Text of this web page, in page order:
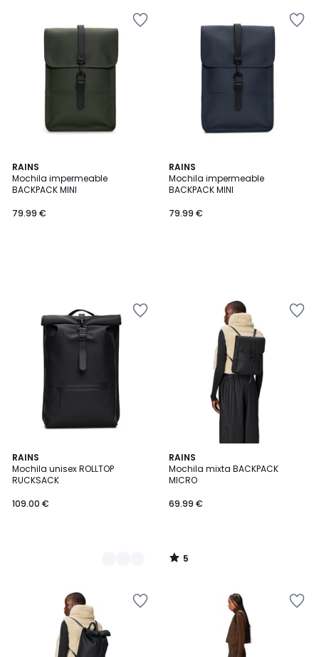
RAINS
Mochila impermeable
BACKPACK MINI
79.99 €
RAINS
Mochila impermeable
BACKPACK MINI
79.99 €
RAINS
Mochila unisex ROLLTOP
RUCKSACK
109.00 €
3
Colores
RAINS
Mochila mixta BACKPACK
MICRO
69.99 €
5
/
5
5
/